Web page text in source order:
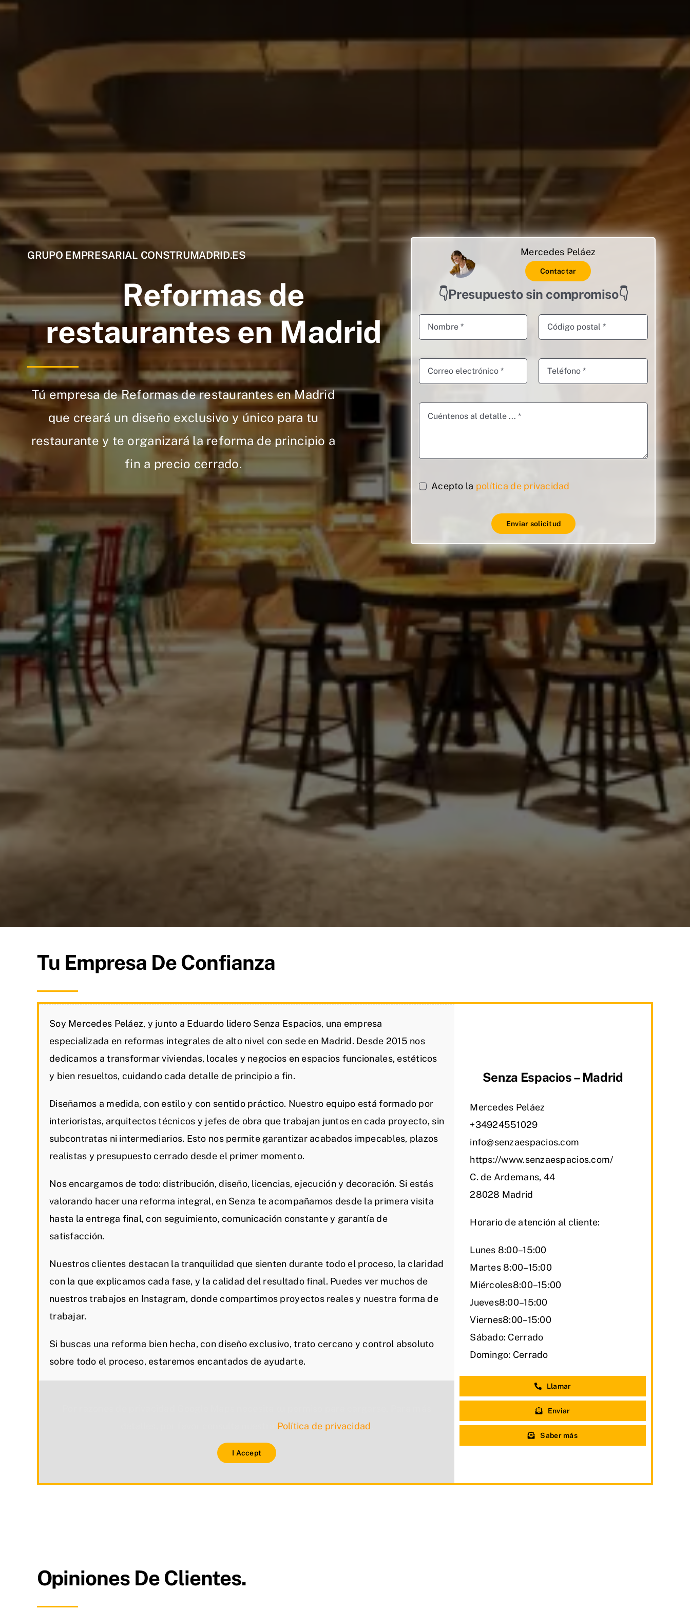
GRUPO EMPRESARIAL CONSTRUMADRID.ES
Reformas de
restaurantes en Madrid
Tú empresa de Reformas de restaurantes en Madrid
que creará un diseño exclusivo y único para tu
restaurante y te organizará la reforma de principio a
fin a precio cerrado.
Mercedes Peláez
Contactar
👇Presupuesto sin compromiso👇
Acepto la política de privacidad
Enviar solicitud
Tu Empresa De Confianza
Soy Mercedes Peláez, y junto a Eduardo lidero Senza Espacios, una empresa
especializada en reformas integrales de alto nivel con sede en Madrid. Desde 2015 nos
dedicamos a transformar viviendas, locales y negocios en espacios funcionales, estéticos
y bien resueltos, cuidando cada detalle de principio a fin.
Diseñamos a medida, con estilo y con sentido práctico. Nuestro equipo está formado por
interioristas, arquitectos técnicos y jefes de obra que trabajan juntos en cada proyecto, sin
subcontratas ni intermediarios. Esto nos permite garantizar acabados impecables, plazos
realistas y presupuesto cerrado desde el primer momento.
Nos encargamos de todo: distribución, diseño, licencias, ejecución y decoración. Si estás
valorando hacer una reforma integral, en Senza te acompañamos desde la primera visita
hasta la entrega final, con seguimiento, comunicación constante y garantía de
satisfacción.
Nuestros clientes destacan la tranquilidad que sienten durante todo el proceso, la claridad
con la que explicamos cada fase, y la calidad del resultado final. Puedes ver muchos de
nuestros trabajos en Instagram, donde compartimos proyectos reales y nuestra forma de
trabajar.
Si buscas una reforma bien hecha, con diseño exclusivo, trato cercano y control absoluto
sobre todo el proceso, estaremos encantados de ayudarte.
Política de privacidad
I Accept
Senza Espacios – Madrid
Mercedes Peláez
+34924551029
info@senzaespacios.com
https://www.senzaespacios.com/
C. de Ardemans, 44
28028 Madrid
Horario de atención al cliente:
Lunes 8:00–15:00
Martes 8:00–15:00
Miércoles8:00–15:00
Jueves8:00–15:00
Viernes8:00–15:00
Sábado: Cerrado
Domingo: Cerrado
Llamar
Enviar
Saber más
Opiniones De Clientes.